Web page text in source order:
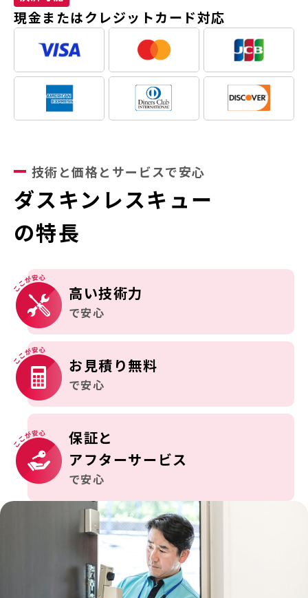
現金またはクレジットカード対応
技術と価格とサービスで安心
ダスキンレスキュー
の特長
高い技術力
で安心
お見積り無料
で安心
保証と
アフターサービス
で安心